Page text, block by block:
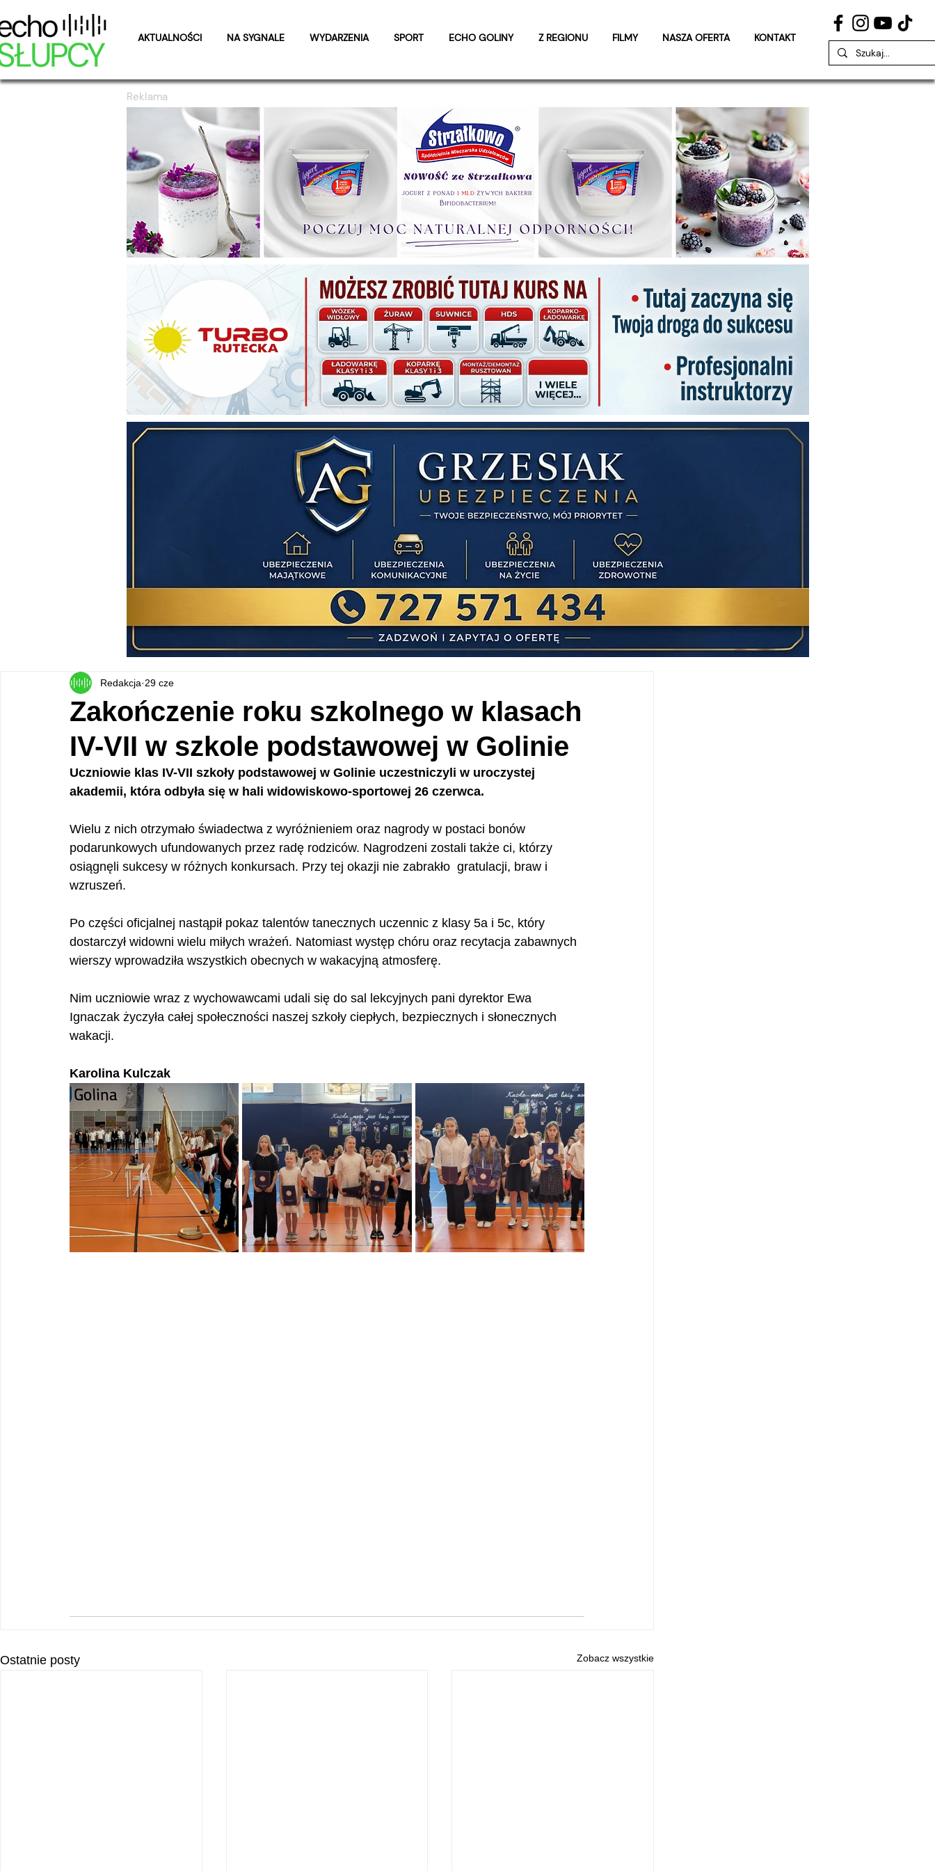
AKTUALNOŚCI NA SYGNALE WYDARZENIA SPORT ECHO GOLINY Z REGIONU FILMY NASZA OFERTA KONTAKT
Reklama
Zakończenie roku szkolnego w klasach
IV-VII w szkole podstawowej w Golinie
Redakcja 29 cze
Uczniowie klas IV-VII szkoły podstawowej w Golinie uczestniczyli w uroczystej
akademii, która odbyła się w hali widowiskowo-sportowej 26 czerwca.
Wielu z nich otrzymało świadectwa z wyróżnieniem oraz nagrody w postaci bonów
podarunkowych ufundowanych przez radę rodziców. Nagrodzeni zostali także ci, którzy
osiągnęli sukcesy w różnych konkursach. Przy tej okazji nie zabrakło  gratulacji, braw i
wzruszeń.
Po części oficjalnej nastąpił pokaz talentów tanecznych uczennic z klasy 5a i 5c, który
dostarczył widowni wielu miłych wrażeń. Natomiast występ chóru oraz recytacja zabawnych
wierszy wprowadziła wszystkich obecnych w wakacyjną atmosferę.
Nim uczniowie wraz z wychowawcami udali się do sal lekcyjnych pani dyrektor Ewa
Ignaczak życzyła całej społeczności naszej szkoły ciepłych, bezpiecznych i słonecznych
wakacji.
Karolina Kulczak
Ostatnie posty Zobacz wszystkie